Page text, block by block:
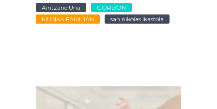
Aintzane Uria
GORDON
MUSIKA FAMILIAN
san nikolas ikastola